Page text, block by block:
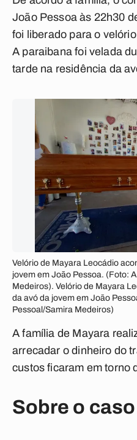
João Pessoa às 22h30
foi liberado para o
A paraibana foi velada
tarde na residência da
Velório de Mayara Leocádio
jovem em João Pessoa. (Foto:
Medeiros). Velório de Mayara
da avó da jovem em João
Pessoal/Samira Medeiros)
A família de Mayara
arrecadar o dinheiro do
custos ficaram em torno
Sobre o caso